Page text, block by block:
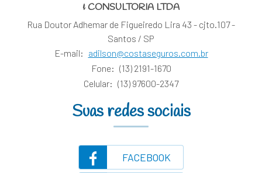
& CONSULTORIA LTDA
Rua Doutor Adhemar de Figueiredo Lira 43 - cjto.107 -
Santos / SP
E-mail: adilson@costaseguros.com.br
Fone: (13) 2191-1670
Celular: (13) 97600-2347
Suas redes sociais
FACEBOOK